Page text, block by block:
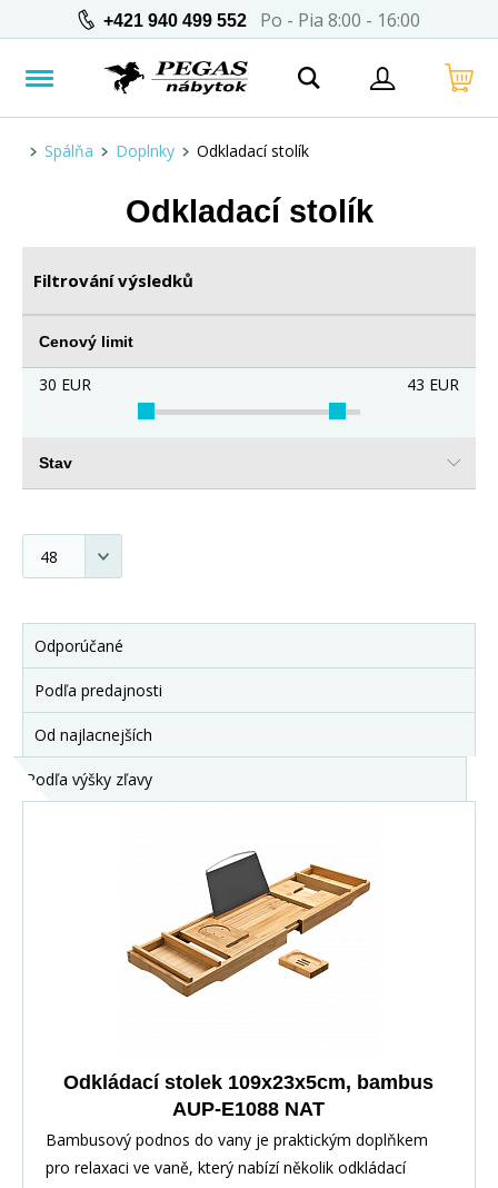
+421 940 499 552 Po - Pia 8:00 - 16:00
Spálňa Doplnky Odkladací stolík
Odkladací stolík
Filtrování výsledků
Cenový limit
30 EUR 43 EUR
Stav
Odporúčané
Podľa predajnosti
Od najlacnejších
Podľa výšky zľavy
Odkládací stolek 109x23x5cm, bambus
AUP-E1088 NAT
Bambusový podnos do vany je praktickým doplňkem
pro relaxaci ve vaně, který nabízí několik odkládací